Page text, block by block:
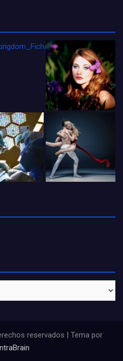
reservados | Tema por